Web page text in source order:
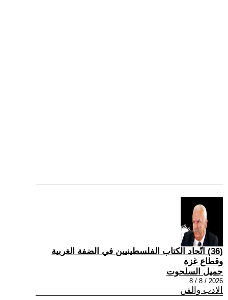
(36) اتّحاد الكتاب الفلسطينيين في الضفة الغربية
وقطاع غزة
جميل السلحوت
2026 / 8 / 8
الادب والفن